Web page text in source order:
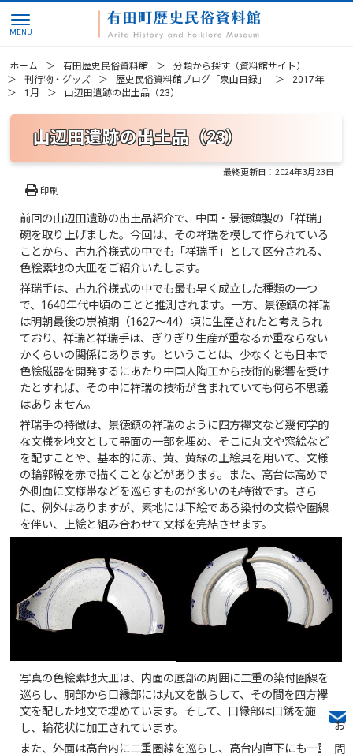
ホーム 有田歴史民俗資料館
分類から探す（資料館サイト）
刊行物・グッズ
歴史民俗資料館ブログ「泉山日録」
2017年
1月
山辺田遺跡の出土品（23）
山辺田遺跡の出土品（23）
最終更新日：2024年3月23日
印刷
前回の山辺田遺跡の出土品紹介で、中国・景徳鎮製の「祥瑞」
碗を取り上げました。今回は、その祥瑞を模して作られている
ことから、古九谷様式の中でも「祥瑞手」として区分される、
色絵素地の大皿をご紹介いたします。
祥瑞手は、古九谷様式の中でも最も早く成立した種類の一つ
で、1640年代中頃のことと推測されます。一方、景徳鎮の祥瑞
は明朝最後の崇禎期（1627～44）頃に生産されたと考えられ
ており、祥瑞と祥瑞手は、ぎりぎり生産が重なるか重ならない
かくらいの関係にあります。ということは、少なくとも日本で
色絵磁器を開発するにあたり中国人陶工から技術的影響を受け
たとすれば、その中に祥瑞の技術が含まれていても何ら不思議
はありません。
祥瑞手の特徴は、景徳鎮の祥瑞のように四方襷文など幾何学的
な文様を地文として器面の一部を埋め、そこに丸文や窓絵など
を配すことや、基本的に赤、黄、黄緑の上絵具を用いて、文様
の輪郭線を赤で描くことなどがあります。また、高台は高めで
外側面に文様帯などを巡らすものが多いのも特徴です。さら
に、例外はありますが、素地には下絵である染付の文様や圏線
を伴い、上絵と組み合わせて文様を完結させます。
写真の色絵素地大皿は、内面の底部の周囲に二重の染付圏線を
巡らし、胴部から口縁部には丸文を散らして、その間を四方襷
文を配した地文で埋めています。そして、口縁部は口銹を施
し、輪花状に加工されています。
また、外面は高台内に二重圏線を巡らし、高台内直下にも一重